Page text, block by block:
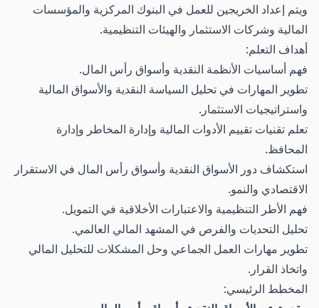
ويتم إعداد الخريجين للعمل في البنوك المركزية والمؤسسات
المالية وشركات الاستثمار والهيئات التنظيمية.
أهداف التعلم:
فهم أساسيات الأنظمة النقدية وأسواق رأس المال.
تطوير المهارات في تحليل السياسة النقدية والأسواق المالية
واستراتيجيات الاستثمار.
تعلم تقنيات تقييم الأدوات المالية وإدارة المخاطر وإدارة
المحافظ.
استكشاف دور الأسواق النقدية وأسواق رأس المال في الاستقرار
الاقتصادي والنمو.
فهم الأطر التنظيمية والاعتبارات الأخلاقية في التمويل.
تحليل التحديات والفرص في المشهد المالي العالمي.
تطوير مهارات العمل الجماعي وحل المشكلات للتحليل المالي
واتخاذ القرار.
المخطط الرئيسي: